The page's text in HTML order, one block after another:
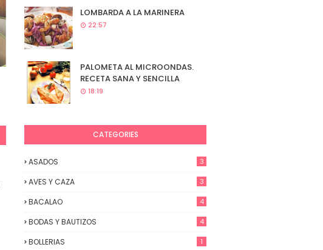
LOMBARDA A LA MARINERA
22:57
PALOMETA AL MICROONDAS.
RECETA SANA Y SENCILLA
18:19
CATEGORIES
ASADOS 3
AVES Y CAZA 3
BACALAO 4
BODAS Y BAUTIZOS 4
BOLLERIAS 1